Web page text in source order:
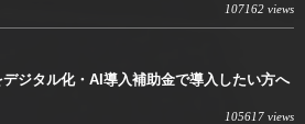
107162 views
ジタル化・AI導入補助金で導入したい方へ
105617 views